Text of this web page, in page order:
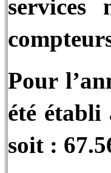
services
Pour
été
soit :